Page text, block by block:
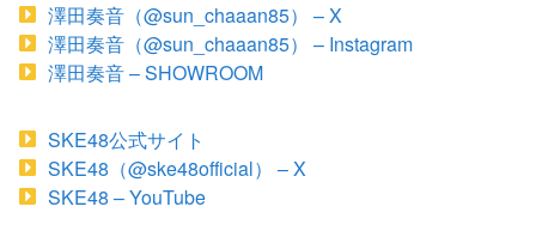
澤田奏音（@sun_chaaan85） – X
澤田奏音（@sun_chaaan85） – Instagram
澤田奏音 – SHOWROOM
SKE48公式サイト
SKE48（@ske48official） – X
SKE48 – YouTube